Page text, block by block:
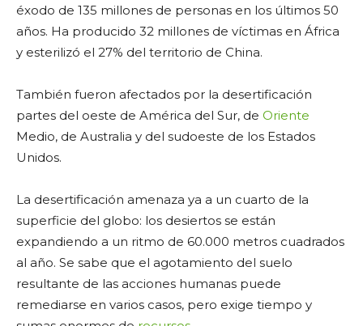
éxodo de 135 millones de personas en los últimos 50
años. Ha producido 32 millones de víctimas en África
y esterilizó el 27% del territorio de China.
También fueron afectados por la desertificación
partes del oeste de América del Sur, de Oriente
Medio, de Australia y del sudoeste de los Estados
Unidos.
La desertificación amenaza ya a un cuarto de la
superficie del globo: los desiertos se están
expandiendo a un ritmo de 60.000 metros cuadrados
al año. Se sabe que el agotamiento del suelo
resultante de las acciones humanas puede
remediarse en varios casos, pero exige tiempo y